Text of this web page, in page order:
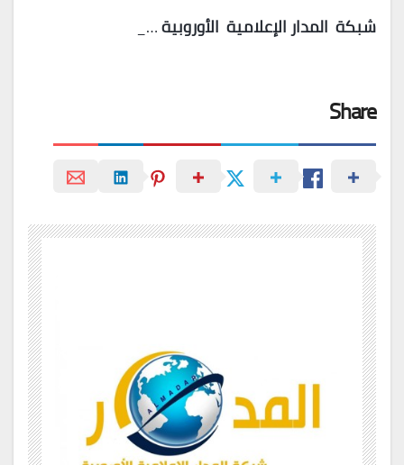
شبكة المدار الإعلامية الأوروبية…_
Share